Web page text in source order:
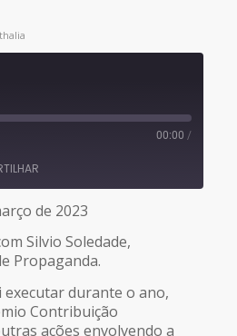
00:00 /
de 2023
Silvio Soledade,
Propaganda.
executar durante o ano,
Contribuição
ações envolvendo a